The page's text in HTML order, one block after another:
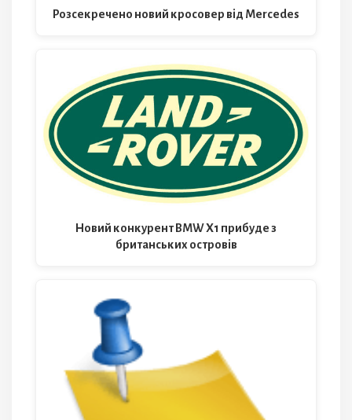
Розсекречено новий кросовер від Mercedes
Новий конкурент BMW X1 прибуде з
британських островів